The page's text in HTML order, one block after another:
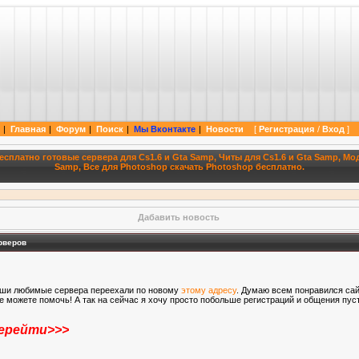
| Главная | Форум | Поиск | Мы Вконтакте | Новости [Регистрация / Вход ]
готовые сервера для Cs1.6 и Gta Samp, Читы для Cs1.6 и Gta Samp,
Samp, Все для Photoshop скачать Photoshop бесплатно.
Дабавить новость
любимые сервера переехали по новому этому адресу. Думаю всем понравился
можете помочь! А так на сейчас я хочу просто побольше регистраций и общения